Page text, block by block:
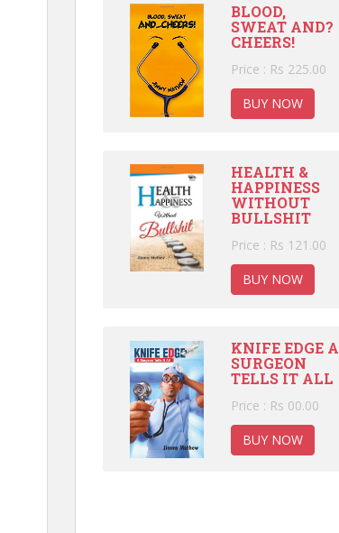
BLOOD,
SWEAT AND?
CHEERS!
Price : Rs 225.00
BUY NOW
HEALTH &
HAPPINESS
WITHOUT
BULLSHIT
Price : Rs 121.00
BUY NOW
KNIFE EDGE A
SURGEON
TELLS IT ALL
Price : Rs 00.00
BUY NOW